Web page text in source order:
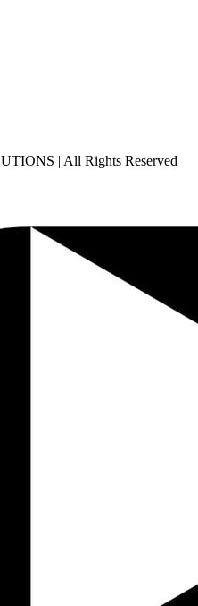
| All Rights Reserved